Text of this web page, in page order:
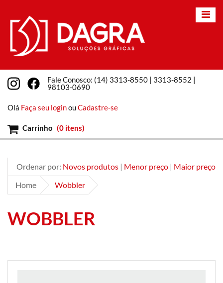
Fale Conosco: (14) 3313-8550 | 3313-8552 |
98103-0690
Olá Faça seu loginouCadastre-se
Carrinho (0 itens)
Ordenar por: Novos produtos | Menor preço | Maior preço
Home
Wobbler
WOBBLER